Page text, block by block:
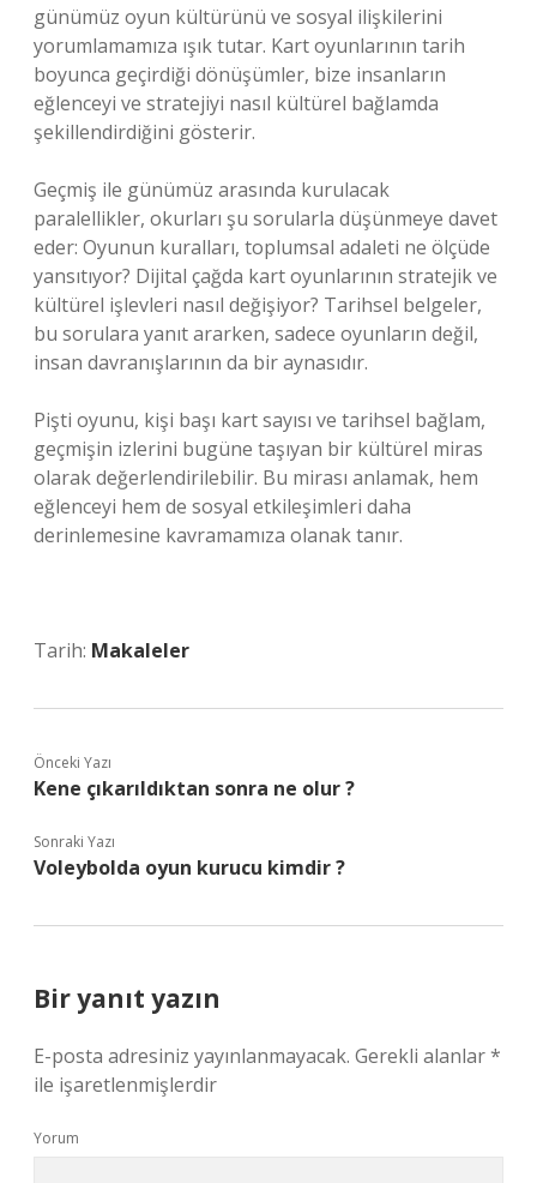
günümüz oyun kültürünü ve sosyal ilişkilerini
yorumlamamıza ışık tutar. Kart oyunlarının tarih
boyunca geçirdiği dönüşümler, bize insanların
eğlenceyi ve stratejiyi nasıl kültürel bağlamda
şekillendirdiğini gösterir.
Geçmiş ile günümüz arasında kurulacak
paralellikler, okurları şu sorularla düşünmeye davet
eder: Oyunun kuralları, toplumsal adaleti ne ölçüde
yansıtıyor? Dijital çağda kart oyunlarının stratejik ve
kültürel işlevleri nasıl değişiyor? Tarihsel belgeler,
bu sorulara yanıt ararken, sadece oyunların değil,
insan davranışlarının da bir aynasıdır.
Pişti oyunu, kişi başı kart sayısı ve tarihsel bağlam,
geçmişin izlerini bugüne taşıyan bir kültürel miras
olarak değerlendirilebilir. Bu mirası anlamak, hem
eğlenceyi hem de sosyal etkileşimleri daha
derinlemesine kavramamıza olanak tanır.
Tarih: Makaleler
Önceki Yazı
Kene çıkarıldıktan sonra ne olur ?
Sonraki Yazı
Voleybolda oyun kurucu kimdir ?
Bir yanıt yazın
E-posta adresiniz yayınlanmayacak. Gerekli alanlar*
ile işaretlenmişlerdir
Yorum